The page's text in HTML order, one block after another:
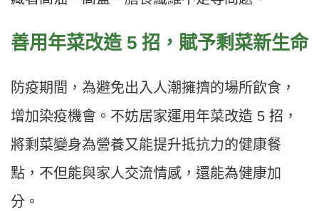
善用年菜改造 5 招，賦予剩菜新生命
防疫期間，為避免出入人潮擁擠的場所飲食，
增加染疫機會。不妨居家運用年菜改造 5 招，
將剩菜變身為營養又能提升抵抗力的健康餐
點，不但能與家人交流情感，還能為健康加
分。